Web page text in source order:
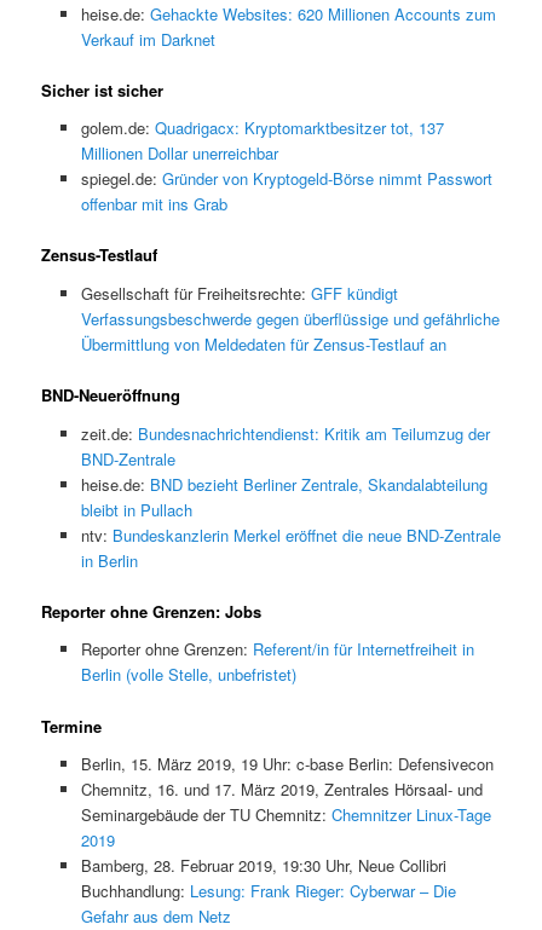
heise.de: Gehackte Websites: 620 Millionen Accounts zum
Verkauf im Darknet
Sicher ist sicher
golem.de: Quadrigacx: Kryptomarktbesitzer tot, 137
Millionen Dollar unerreichbar
spiegel.de: Gründer von Kryptogeld-Börse nimmt Passwort
offenbar mit ins Grab
Zensus-Testlauf
Gesellschaft für Freiheitsrechte: GFF kündigt
Verfassungsbeschwerde gegen überflüssige und gefährliche
Übermittlung von Meldedaten für Zensus-Testlauf an
BND-Neueröffnung
zeit.de: Bundesnachrichtendienst: Kritik am Teilumzug der
BND-Zentrale
heise.de: BND bezieht Berliner Zentrale, Skandalabteilung
bleibt in Pullach
ntv: Bundeskanzlerin Merkel eröffnet die neue BND-Zentrale
in Berlin
Reporter ohne Grenzen: Jobs
Reporter ohne Grenzen: Referent/in für Internetfreiheit in
Berlin (volle Stelle, unbefristet)
Termine
Berlin, 15. März 2019, 19 Uhr: c-base Berlin: Defensivecon
Chemnitz, 16. und 17. März 2019, Zentrales Hörsaal- und
Seminargebäude der TU Chemnitz: Chemnitzer Linux-Tage
2019
Bamberg, 28. Februar 2019, 19:30 Uhr, Neue Collibri
Buchhandlung: Lesung: Frank Rieger: Cyberwar – Die
Gefahr aus dem Netz